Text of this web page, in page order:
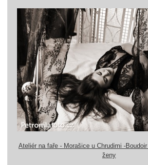
Ateliér na faře - Morašice u Chrudimi -
ženy